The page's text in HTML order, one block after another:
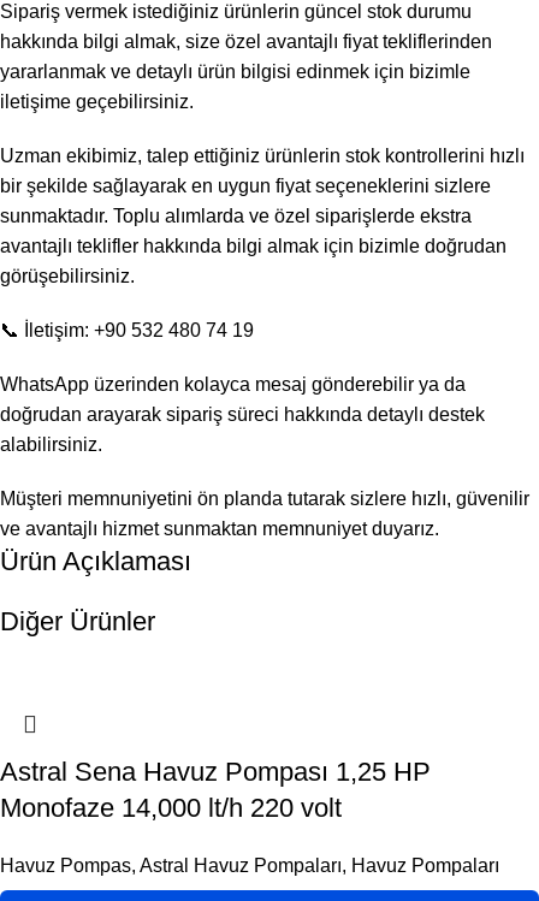
Sipariş vermek istediğiniz ürünlerin güncel stok durumu
hakkında bilgi almak, size özel avantajlı fiyat tekliflerinden
yararlanmak ve detaylı ürün bilgisi edinmek için bizimle
iletişime geçebilirsiniz.
Uzman ekibimiz, talep ettiğiniz ürünlerin stok kontrollerini hızlı
bir şekilde sağlayarak en uygun fiyat seçeneklerini sizlere
sunmaktadır. Toplu alımlarda ve özel siparişlerde ekstra
avantajlı teklifler hakkında bilgi almak için bizimle doğrudan
görüşebilirsiniz.
📞 İletişim: +90 532 480 74 19
WhatsApp üzerinden kolayca mesaj gönderebilir ya da
doğrudan arayarak sipariş süreci hakkında detaylı destek
alabilirsiniz.
Müşteri memnuniyetini ön planda tutarak sizlere hızlı, güvenilir
ve avantajlı hizmet sunmaktan memnuniyet duyarız.
Ürün Açıklaması
Diğer Ürünler
Astral Sena Havuz Pompası 1,25 HP
Monofaze 14,000 lt/h 220 volt
Havuz Pompas, Astral Havuz Pompaları, Havuz Pompaları